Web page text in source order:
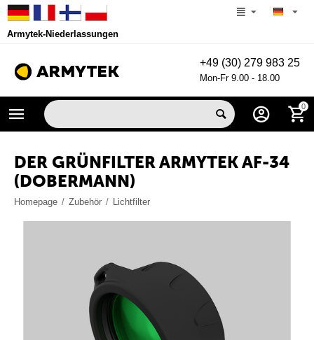
Armytek-Niederlassungen
+49 (30) 279 983 25
Mon-Fr 9.00 - 18.00
0
DER GRÜNFILTER ARMYTEK AF-34
(DOBERMANN)
Homepage / Zubehör / Lichtfilter